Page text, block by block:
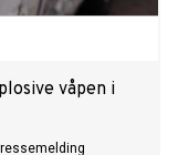
våpen i